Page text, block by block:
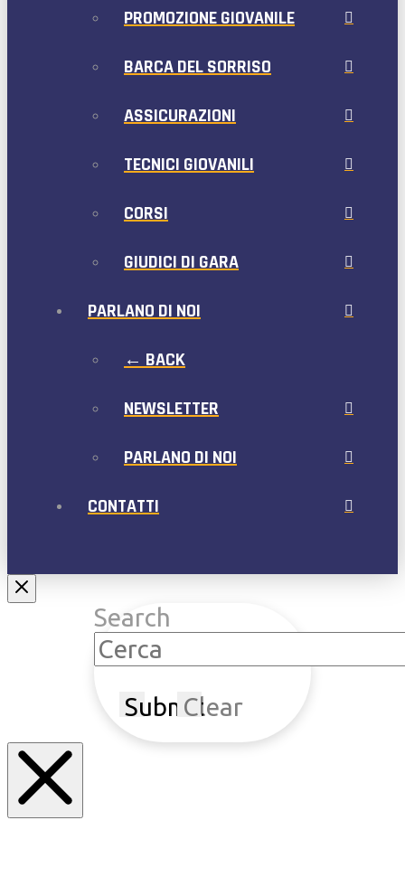
PROMOZIONE GIOVANILE
BARCA DEL SORRISO
ASSICURAZIONI
TECNICI GIOVANILI
CORSI
GIUDICI DI GARA
PARLANO DI NOI
← BACK
NEWSLETTER
PARLANO DI NOI
CONTATTI
Search
SubmitClear